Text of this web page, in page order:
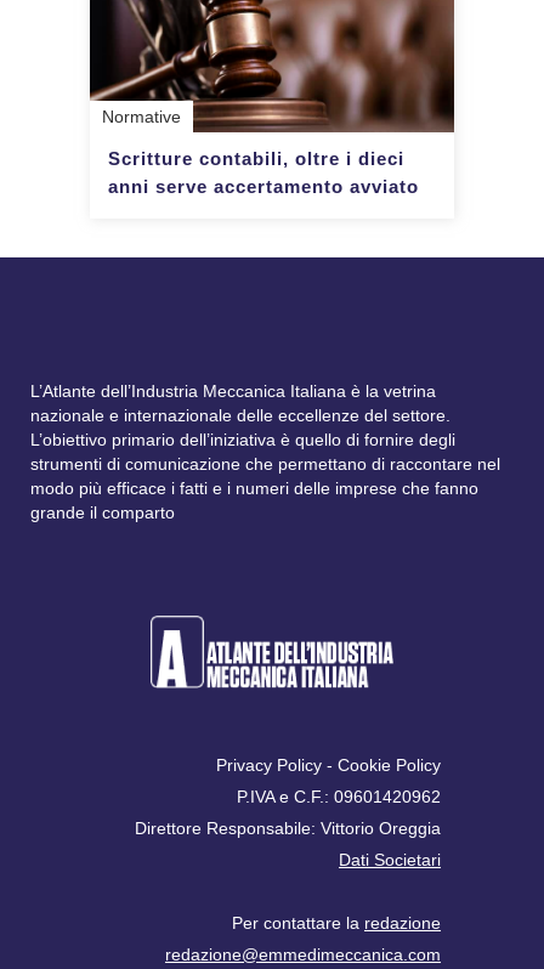
Normative
Scritture contabili, oltre i dieci
anni serve accertamento avviato
L’Atlante dell’Industria Meccanica Italiana è la vetrina
nazionale e internazionale delle eccellenze del settore.
L’obiettivo primario dell’iniziativa è quello di fornire degli
strumenti di comunicazione che permettano di raccontare nel
modo più efficace i fatti e i numeri delle imprese che fanno
grande il comparto
Privacy Policy - Cookie Policy
P.IVA e C.F.: 09601420962
Direttore Responsabile: Vittorio Oreggia
Dati Societari
Per contattare la redazione
redazione@emmedimeccanica.com